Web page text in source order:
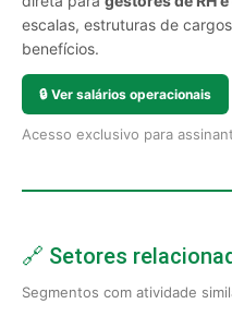
escalas, estruturas de
benefícios.
🔒 Ver salários operacionais
Acesso exclusivo para
🔗 Setores
Segmentos com atividade